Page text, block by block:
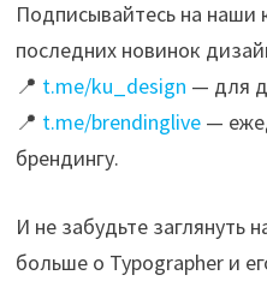
Подписывайтесь на наши
последних новинок
📍 t.me/ku_design — для
📍 t.me/brendinglive —
брендингу.
И не забудьте заглянуть
больше о Typographer и